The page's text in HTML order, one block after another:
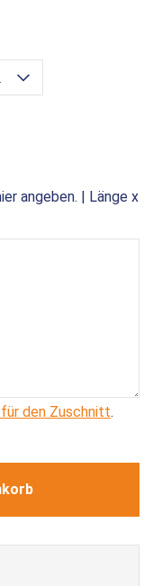
angeben. | Länge x
den Zuschnitt.